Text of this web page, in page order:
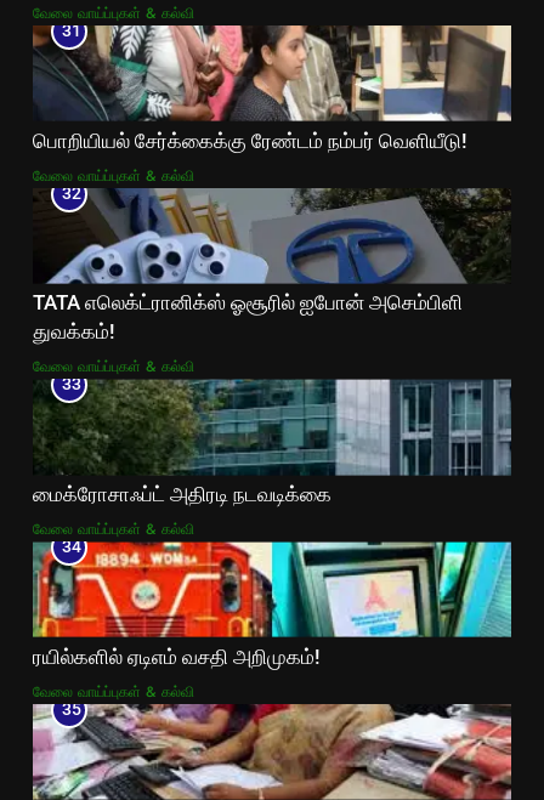
வேலை வாய்ப்புகள் & கல்வி
31
பொறியியல் சேர்க்கைக்கு ரேண்டம் நம்பர் வெளியீடு!
வேலை வாய்ப்புகள் & கல்வி
32
TATA எலெக்ட்ரானிக்ஸ் ஓசூரில் ஐபோன் அசெம்பிளி
துவக்கம்!
வேலை வாய்ப்புகள் & கல்வி
33
மைக்ரோசாஃப்ட் அதிரடி நடவடிக்கை
வேலை வாய்ப்புகள் & கல்வி
34
ரயில்களில் ஏடிஎம் வசதி அறிமுகம்!
வேலை வாய்ப்புகள் & கல்வி
35